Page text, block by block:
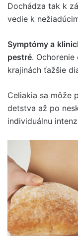
Dochádza tak k
vedie k
Symptómy a
pestré.
krajinách ťažšie
Celiakia sa môže
detstva až po
individuálnu